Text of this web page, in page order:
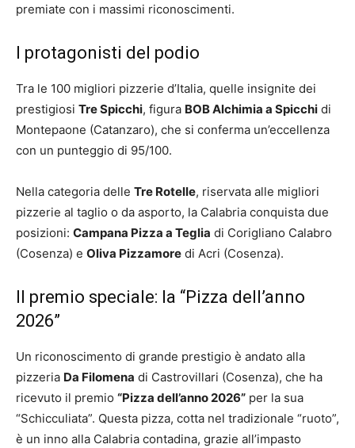
premiate con i massimi riconoscimenti.
I protagonisti del podio
Tra le 100 migliori pizzerie d’Italia, quelle insignite dei
prestigiosi Tre Spicchi, figura BOB Alchimia a Spicchi di
Montepaone (Catanzaro), che si conferma un’eccellenza
con un punteggio di 95/100.
Nella categoria delle Tre Rotelle, riservata alle migliori
pizzerie al taglio o da asporto, la Calabria conquista due
posizioni: Campana Pizza a Teglia di Corigliano Calabro
(Cosenza) e Oliva Pizzamore di Acri (Cosenza).
Il premio speciale: la “Pizza dell’anno
2026”
Un riconoscimento di grande prestigio è andato alla
pizzeria Da Filomena di Castrovillari (Cosenza), che ha
ricevuto il premio “Pizza dell’anno 2026” per la sua
“Schicculiata”. Questa pizza, cotta nel tradizionale “ruoto”,
è un inno alla Calabria contadina, grazie all’impasto